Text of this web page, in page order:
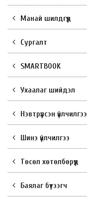
Манай шилдгүүд
Сургалт
SMARTBOOK
Ухаалаг шийдэл
Нэвтрүүлсэн үйлчилгээ
Шинэ үйлчилгээ
Төсөл хөтөлбөрүүд
Баялаг бүтээгч